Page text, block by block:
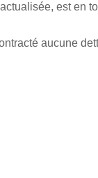
est en
aucune